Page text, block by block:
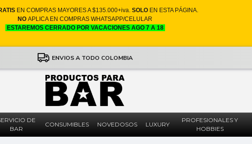
EN COMPRAS MAYORES A $135.000+iva. SOLO EN ESTA PÁGINA.
NO APLICA EN COMPRAS WHATSAPP/CELULAR
ESTAREMOS CERRADO POR VACACIONES AGO 7 A 18
ENVIOS A TODO COLOMBIA
DE
BAR
CONSUMIBLES NOVEDOSOS LUXURY
PROFESIONALES Y
HOBBIES